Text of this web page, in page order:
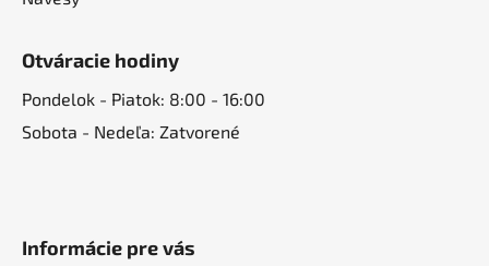
Otváracie hodiny
Pondelok - Piatok: 8:00 - 16:00
Sobota - Nedeľa: Zatvorené
Informácie pre vás